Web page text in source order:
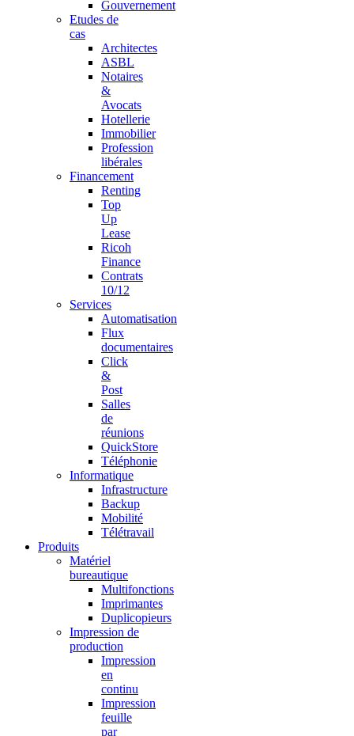
Gouvernement
Etudes de
cas
Architectes
ASBL
Notaires
&
Avocats
Hotellerie
Immobilier
Profession
libérales
Financement
Renting
Top
Up
Lease
Ricoh
Finance
Contrats
10/12
Services
Automatisation
Flux
documentaires
Click
&
Post
Salles
de
réunions
QuickStore
Téléphonie
Informatique
Infrastructure
Backup
Mobilité
Télétravail
Produits
Matériel
bureautique
Multifonctions
Imprimantes
Duplicopieurs
Impression de
production
Impression
en
continu
Impression
feuille
par